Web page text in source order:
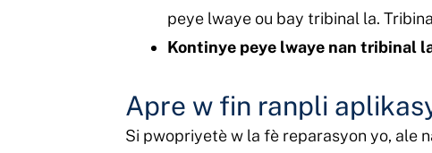
peye lwaye ou bay tribinal la.
Kontinye peye lwaye nan tribinal
Apre w fin ranpli
Si pwopriyetè w la fè reparasyon yo, ale